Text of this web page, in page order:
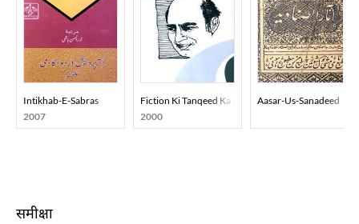
Intikhab-E-Sabras
2007
Fiction Ki Tanqeed Ka Almiya
2000
Aasar-Us-Sanadeed
समीक्षा